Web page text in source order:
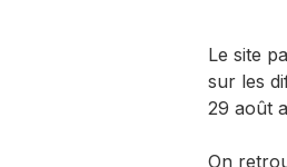
Le site
sur les
29 août
On